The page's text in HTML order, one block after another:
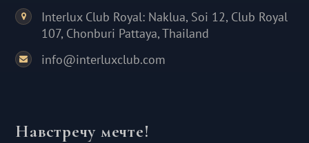
Interlux Club Royal: Naklua, Soi 12, Club Royal
107, Chonburi Pattaya, Thailand
info@interluxclub.com
Навстречу мечте!